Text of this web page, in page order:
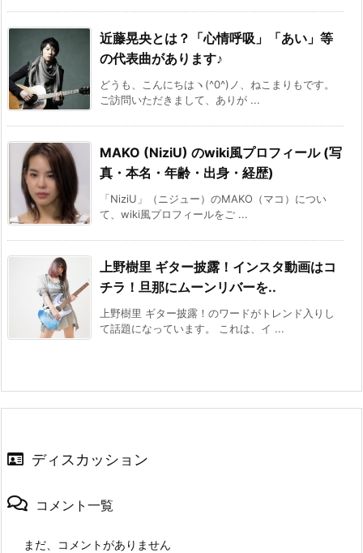
近藤晃央とは？「心情呼吸」「あい」等
の代表曲があります♪
どうも、こんにちはヽ(^0^)ノ、ねこまりもです。
ご訪問いただきまして、ありが ...
MAKO (NiziU) のwiki風プロフィール (写
真・本名・年齢・出身・経歴)
「NiziU」（ニジュー）のMAKO（マコ）につい
て、wiki風プロフィールをご ...
上野樹里 ギター披露！インスタ動画はコ
チラ！旦那にムーンリバーを..
上野樹里 ギター披露！のワードがトレンド入りし
て話題になっています。 これは、イ ...
ディスカッション
コメント一覧
まだ、コメントがありません